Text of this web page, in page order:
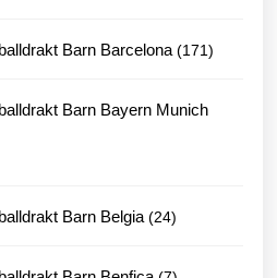
Barn Barcelona 171171
Barn Bayern Munich
Barn Belgia 2424
7